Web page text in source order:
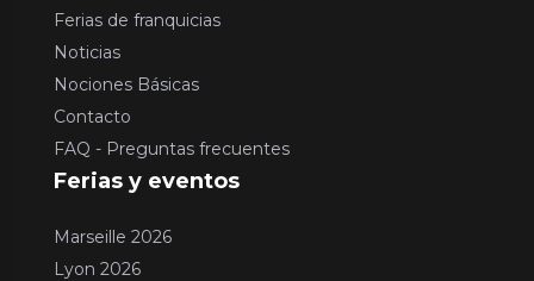
Ferias de franquicias
Noticias
Nociones Básicas
Contacto
FAQ - Preguntas frecuentes
Ferias y eventos
Marseille 2026
Lyon 2026